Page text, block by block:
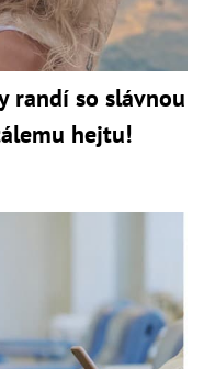
randí so slávnou
hejtu!